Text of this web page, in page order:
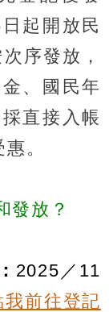
起開放民
序發放，
、國民年
直接入帳
。
發放？
2025／11
我前往登記